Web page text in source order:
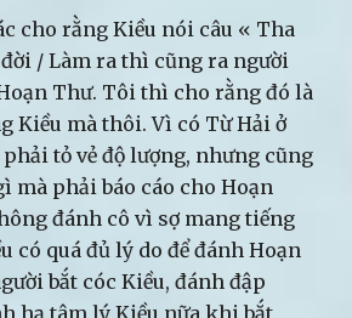
cho rằng Kiều nói câu « Tha
/ Làm ra thì cũng ra người
Thư. Tôi thì cho rằng đó là
Kiều mà thôi. Vì có Từ Hải ở
tỏ vẻ độ lượng, nhưng cũng
mà phải báo cáo cho Hoạn
đánh cô vì sợ mang tiếng
có quá đủ lý do để đánh Hoạn
bắt cóc Kiều, đánh đập
hạ tâm lý Kiều nữa khi bắt